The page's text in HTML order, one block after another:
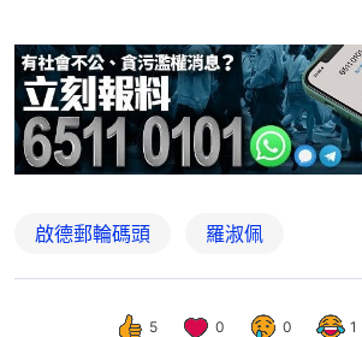
啟德郵輪碼頭 羅淑佩
5 0 0 1